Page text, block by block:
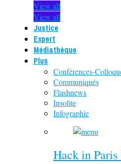
View all
View all
Justice
Expert
Médiathèque
Plus
Conférences-
Communiqués
Flashnews
Insolite
Infographie
Hack in Paris